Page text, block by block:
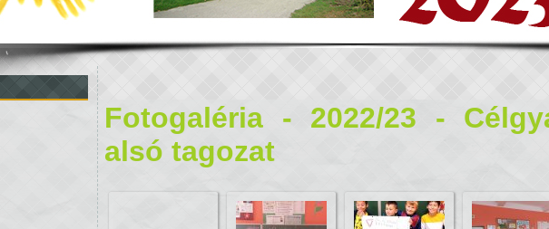
Fotogaléria - 2022/23 -
alsó tagozat